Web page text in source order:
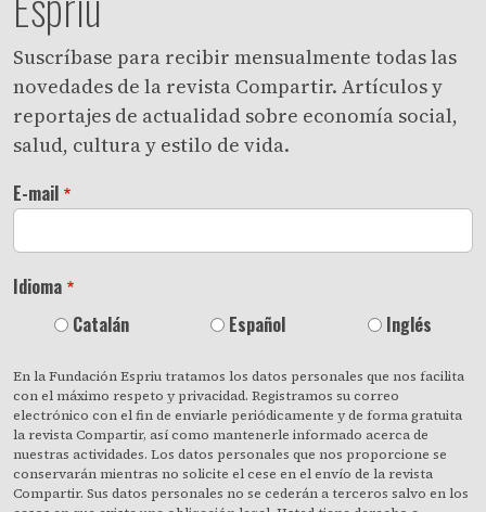
Suscríbase para recibir mensualmente todas las
novedades de la revista Compartir. Artículos y
reportajes de actualidad sobre economía social,
salud, cultura y estilo de vida.
E-mail
Idioma
Catalán
Español Inglés
En la Fundación Espriu tratamos los datos personales que nos facilita
con el máximo respeto y privacidad. Registramos su correo
electrónico con el fin de enviarle periódicamente y de forma gratuita
la revista Compartir, así como mantenerle informado acerca de
nuestras actividades. Los datos personales que nos proporcione se
conservarán mientras no solicite el cese en el envío de la revista
Compartir. Sus datos personales no se cederán a terceros salvo en los